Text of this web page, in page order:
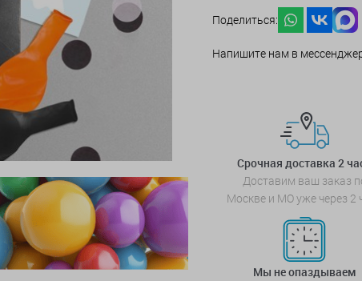
Поделиться:
Напишите нам в
Срочная доставка 2
Доставим ваш заказ
Москве и МО уже через 2
Мы не опаздываем